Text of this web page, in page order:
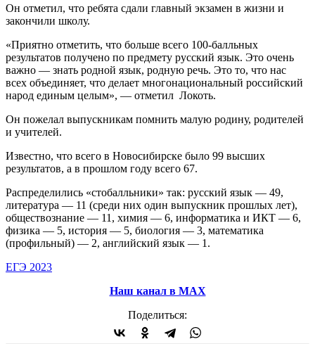
Он отметил, что ребята сдали главный экзамен в жизни и
закончили школу.
«Приятно отметить, что больше всего 100-балльных
результатов получено по предмету русский язык. Это очень
важно — знать родной язык, родную речь. Это то, что нас
всех объединяет, что делает многонациональный российский
народ единым целым», — отметил Локоть.
Он пожелал выпускникам помнить малую родину, родителей
и учителей.
Известно, что всего в Новосибирске было 99 высших
результатов, а в прошлом году всего 67.
Распределились «стобалльники» так: русский язык — 49,
литература — 11 (среди них один выпускник прошлых лет),
обществознание — 11, химия — 6, информатика и ИКТ — 6,
физика — 5, история — 5, биология — 3, математика
(профильный) — 2, английский язык — 1.
ЕГЭ 2023
Наш канал в МАХ
Поделиться: